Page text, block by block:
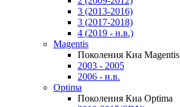
3 (2013-2016)
3 (2017-2018)
4 (2019 - н.в.)
Magentis
Поколения Киа Magentis
2003 - 2005
2006 - н.в.
Optima
Поколения Киа Optima